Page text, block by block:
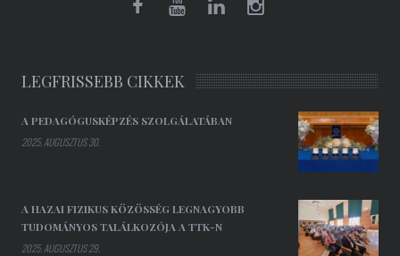
LEGFRISSEBB CIKKEK
A PEDAGÓGUSKÉPZÉS SZOLGÁLATÁBAN
2025. AUGUSZTUS 30.
A HAZAI FIZIKUS KÖZÖSSÉG LEGNAGYOBB
TUDOMÁNYOS TALÁLKOZÓJA A TTK-N
2025. AUGUSZTUS 29.